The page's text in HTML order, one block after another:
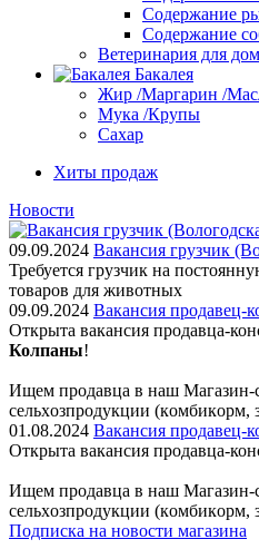
Содержание
Содержание
Ветеринария для
Бакалея
Жир /Маргарин /
Мука /Крупы
Сахар
Хиты продаж
Новости
09.09.2024 Вакансия грузчик
Требуется грузчик на
товаров для животных
09.09.2024 Вакансия продавец-
Открыта вакансия продавца-
Колпаны!
Ищем пpодaвца в наш Мaгазин-
сельxoзпрoдукции (кoмбикopм,
01.08.2024 Вакансия продавец-
Открыта вакансия продавца-
Ищем пpодaвца в наш Мaгазин-
сельxoзпрoдукции (кoмбикopм,
Подписка на новости магазина